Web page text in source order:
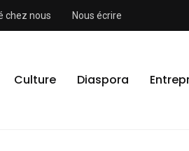
chez nous Nous écrire
Culture Diaspora